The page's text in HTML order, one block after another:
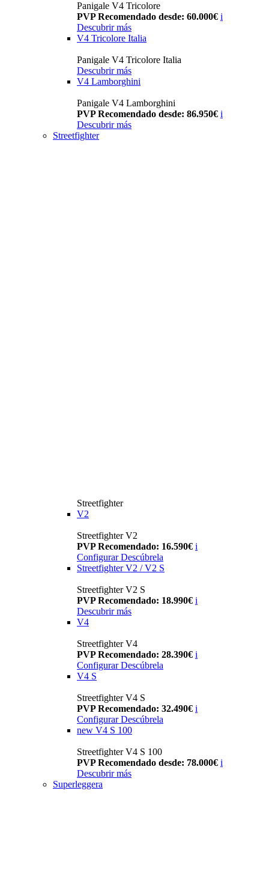
Panigale V4 Tricolore
PVP Recomendado desde: 60.000€ i
Descubrir más
V4 Tricolore Italia
Panigale V4 Tricolore Italia
Descubrir más
V4 Lamborghini
Panigale V4 Lamborghini
PVP Recomendado desde: 86.950€ i
Descubrir más
Streetfighter
Streetfighter
V2
Streetfighter V2
PVP Recomendado: 16.590€ i
Configurar Descúbrela
Streetfighter V2 / V2 S
Streetfighter V2 S
PVP Recomendado: 18.990€ i
Descubrir más
V4
Streetfighter V4
PVP Recomendado: 28.390€ i
Configurar Descúbrela
V4 S
Streetfighter V4 S
PVP Recomendado: 32.490€ i
Configurar Descúbrela
new V4 S 100
Streetfighter V4 S 100
PVP Recomendado desde: 78.000€ i
Descubrir más
Superleggera